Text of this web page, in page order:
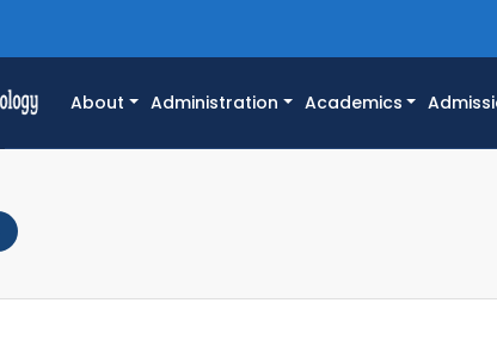
About Administration Academics